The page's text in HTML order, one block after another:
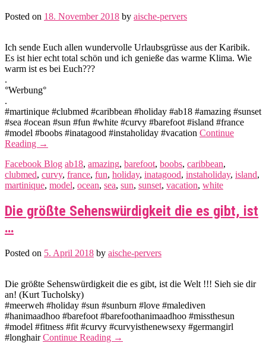
Posted on 18. November 2018 by aische-pervers
Ich sende Euch allen wundervolle Urlaubsgrüsse aus der Karibik.
Es ist hier echt total schön und ich genieße das warme Klima. Wie
warm ist es bei Euch???
.
°Werbung°
.
#martinique #clubmed #caribbean #holiday #ab18 #amazing #sunset
#sea #ocean #sun #fun #white #curvy #barefoot #island #france
#model #boobs #inatagood #instaholiday #vacation Continue
Reading →
Facebook Blog ab18, amazing, barefoot, boobs, caribbean,
clubmed, curvy, france, fun, holiday, inatagood, instaholiday, island,
martinique, model, ocean, sea, sun, sunset, vacation, white
Die größte Sehenswürdigkeit die es gibt, ist
…
Posted on 5. April 2018 by aische-pervers
Die größte Sehenswürdigkeit die es gibt, ist die Welt !!! Sieh sie dir
an! (Kurt Tucholsky)
#meerweh #holiday #sun #sunburn #love #malediven
#hanimaadhoo #barefoot #barefoothanimaadhoo #missthesun
#model #fitness #fit #curvy #curvyisthenewsexy #germangirl
#longhairContinue Reading →